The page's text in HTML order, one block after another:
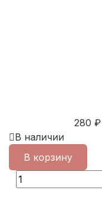
280 ₽
В наличии
В корзину